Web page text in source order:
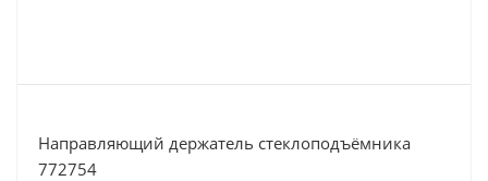
Направляющий держатель стеклоподъёмника
772754